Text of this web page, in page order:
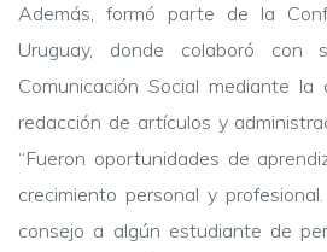
Además, formó parte de la
Uruguay, donde colaboró con
Comunicación Social mediante
redacción de artículos y
“Fueron oportunidades de
crecimiento personal y
consejo a algún estudiante de